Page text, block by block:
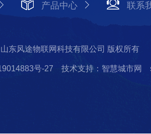
产品中心 联系
东风途物联网科技有限公司 版权所有
号-27 技术支持：智慧城市网